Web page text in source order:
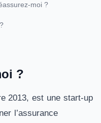
moi ?
?
2013, est une start-up
l’assurance